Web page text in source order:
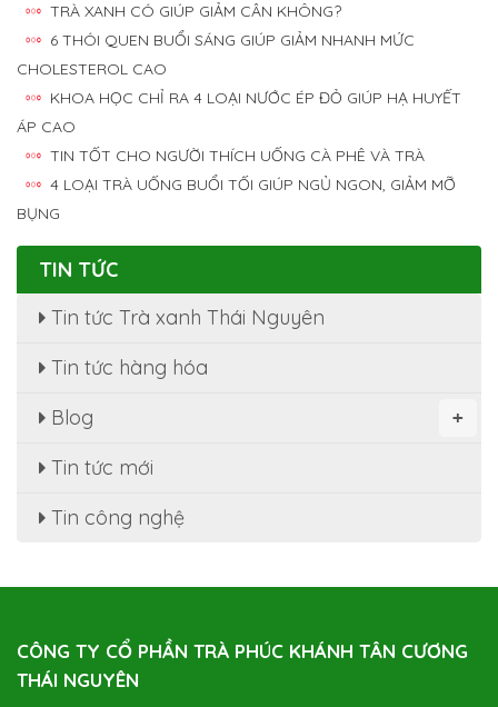
TRÀ XANH CÓ GIÚP GIẢM CÂN KHÔNG?
6 THÓI QUEN BUỔI SÁNG GIÚP GIẢM NHANH MỨC
CHOLESTEROL CAO
KHOA HỌC CHỈ RA 4 LOẠI NƯỚC ÉP ĐỎ GIÚP HẠ HUYẾT
ÁP CAO
TIN TỐT CHO NGƯỜI THÍCH UỐNG CÀ PHÊ VÀ TRÀ
4 LOẠI TRÀ UỐNG BUỔI TỐI GIÚP NGỦ NGON, GIẢM MỠ
BỤNG
TIN TỨC
Tin tức Trà xanh Thái Nguyên
Tin tức hàng hóa
+
Blog
Tin tức mới
Tin công nghệ
CÔNG TY CỔ PHẦN TRÀ PHÚC KHÁNH TÂN CƯƠNG
THÁI NGUYÊN